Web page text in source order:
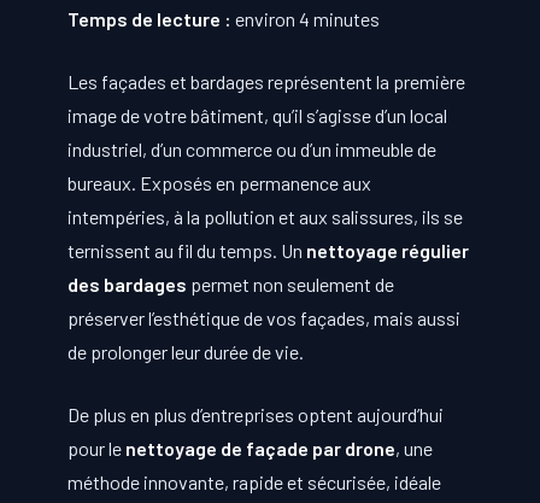
Temps de lecture : environ 4 minutes
Les façades et bardages représentent la première
image de votre bâtiment, qu’il s’agisse d’un local
industriel, d’un commerce ou d’un immeuble de
bureaux. Exposés en permanence aux
intempéries, à la pollution et aux salissures, ils se
ternissent au fil du temps. Un nettoyage régulier
des bardages permet non seulement de
préserver l’esthétique de vos façades, mais aussi
de prolonger leur durée de vie.
De plus en plus d’entreprises optent aujourd’hui
pour le nettoyage de façade par drone, une
méthode innovante, rapide et sécurisée, idéale